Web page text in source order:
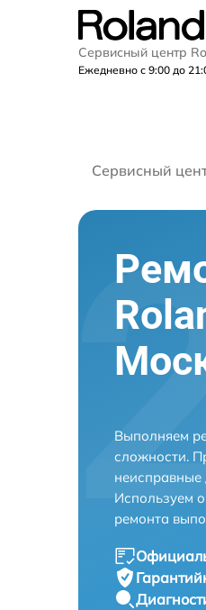
Сервисный центр
Ежедневно с 9:00 до
Сервисный
Выполняем
сложности.
неисправные
Используем
ремонта